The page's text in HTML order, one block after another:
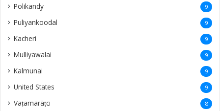
Polikandy 9
Puliyankoodal 9
Kacheri 9
Mulliyawalai 9
Kalmunai 9
United States 9
Vaṭamarāṭci 8